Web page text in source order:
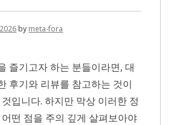
by meta-fora
즐기고자 하는 분들이라면, 대
후기와 리뷰를 참고하는 것이
입니다. 하지만 막상 이러한 정
떤 점을 주의 깊게 살펴보아야